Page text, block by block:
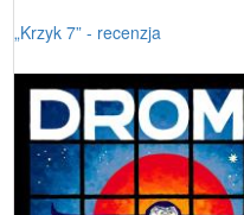
„Krzyk 7” - recenzja